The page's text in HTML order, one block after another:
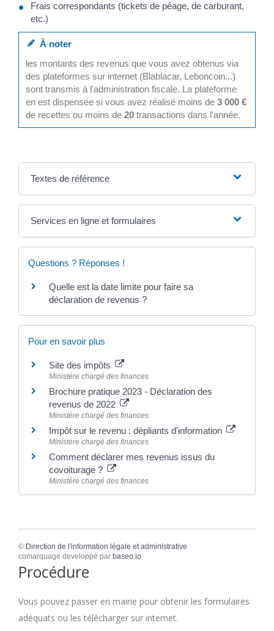
Frais correspondants (tickets de péage, de carburant,
etc.)
À noter
les montants des revenus que vous avez obtenus via
des plateformes sur internet (Blablacar, Leboncoin...)
sont transmis à l'administration fiscale. La plateforme
en est dispensée si vous avez réalisé moins de3 000 €
de recettes ou moins de20 transactions dans l'année.
Textes de référence
Services en ligne et formulaires
Questions ? Réponses !
Quelle est la date limite pour faire sa
déclaration de revenus ?
Pour en savoir plus
Site des impôts
Ministère chargé des finances
Brochure pratique 2023 - Déclaration des
revenus de 2022
Ministère chargé des finances
Impôt sur le revenu : dépliants d'information
Ministère chargé des finances
Comment déclarer mes revenus issus du
covoiturage ?
Ministère chargé des finances
© Direction de l'information légale et administrative
comarquage developpé par baseo.io
Procédure
Vous pouvez passer en mairie pour obtenir les formulaires
adéquats ou les télécharger sur internet.